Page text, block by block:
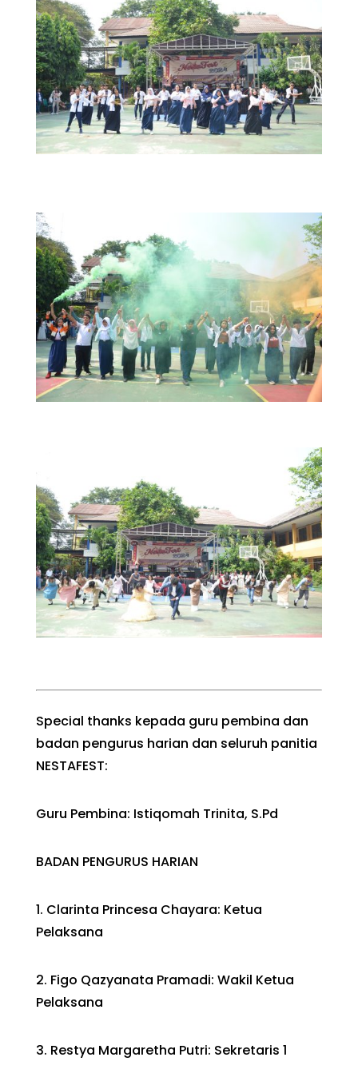
Special thanks kepada guru pembina dan
badan pengurus harian dan seluruh panitia
NESTAFEST:
Guru Pembina: Istiqomah Trinita, S.Pd
BADAN PENGURUS HARIAN
1. Clarinta Princesa Chayara: Ketua
Pelaksana
2. Figo Qazyanata Pramadi: Wakil Ketua
Pelaksana
3. Restya Margaretha Putri: Sekretaris 1